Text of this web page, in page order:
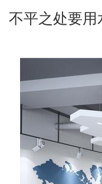
不平之处要